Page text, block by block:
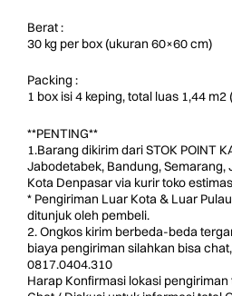
Berat :
30 kg per box (ukuran 60×60 cm)
Packing :
1 box isi 4 keping, total luas 1,44
**PENTING**
1.Barang dikirim dari STOK POINT
Jabodetabek, Bandung, Semarang,
Kota Denpasar via kurir toko
* Pengiriman Luar Kota & Luar
ditunjuk oleh pembeli.
2. Ongkos kirim berbeda-beda
biaya pengiriman silahkan bisa
0817.0404.310
Harap Konfirmasi lokasi